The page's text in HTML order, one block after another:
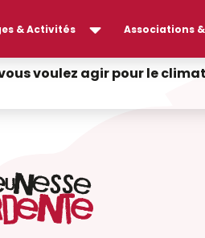
& Activités Associations
voulez agir pour le